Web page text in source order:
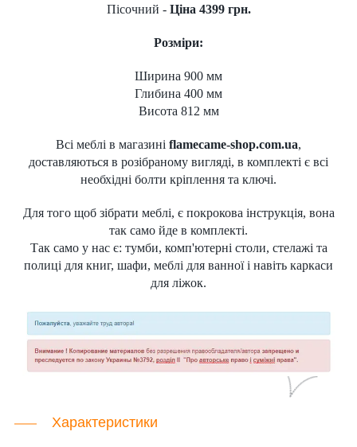
Пісочний - Ціна 4399 грн.
Розміри:
Ширина 900 мм
Глибина 400 мм
Висота 812 мм
Всі меблі в магазині flamecame-shop.com.ua,
доставляються в розібраному вигляді, в комплекті є всі
необхідні болти кріплення та ключі.
Для того щоб зібрати меблі, є покрокова інструкція, вона
так само йде в комплекті.
Так само у нас є: тумби, комп'ютерні столи, стелажі та
полиці для книг, шафи, меблі для ванної і навіть каркаси
для ліжок.
Характеристики